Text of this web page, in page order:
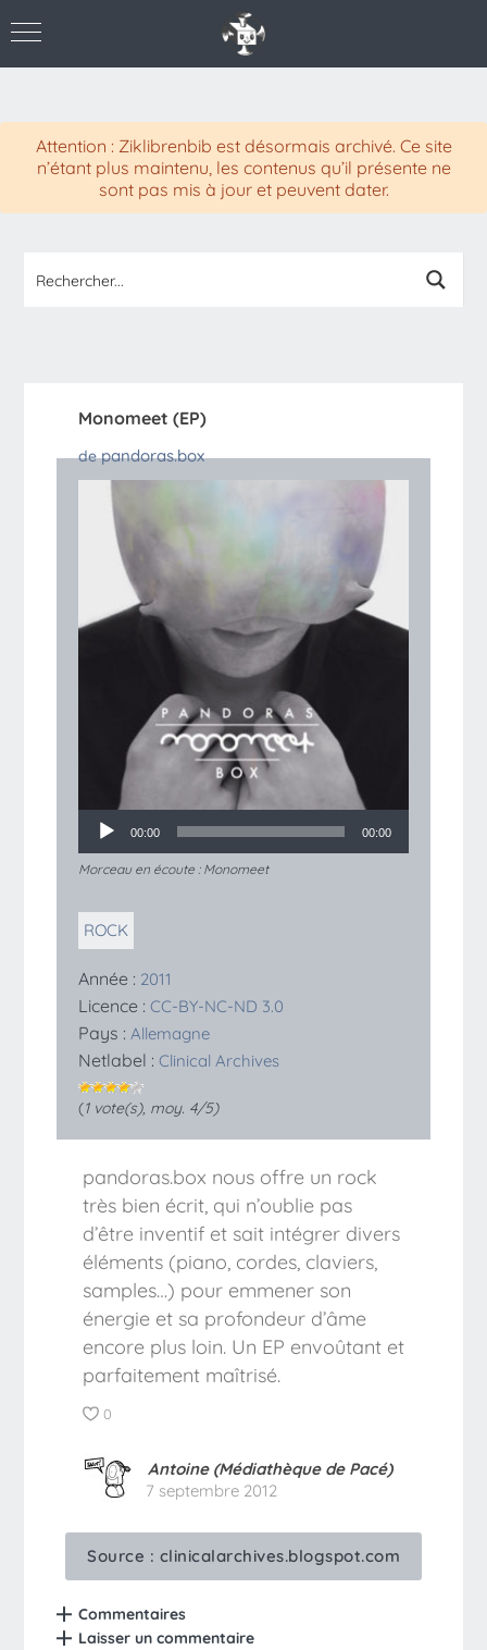
Attention : Ziklibrenbib est désormais archivé. Ce site
n’étant plus maintenu, les contenus qu’il présente ne
sont pas mis à jour et peuvent dater.
Monomeet (EP)
depandoras.box
00:00 00:00
Morceau en écoute : Monomeet
ROCK
Année : 2011
Licence :CC-BY-NC-ND 3.0
Pays :Allemagne
Netlabel :Clinical Archives
(1vote(s), moy. 4/5)
pandoras.box nous offre un rock
très bien écrit, qui n’oublie pas
d’être inventif et sait intégrer divers
éléments (piano, cordes, claviers,
samples…) pour emmener son
énergie et sa profondeur d’âme
encore plus loin. Un EP envoûtant et
parfaitement maîtrisé.
0
Antoine (Médiathèque de Pacé)
7 septembre 2012
Source : clinicalarchives.blogspot.com
Commentaires
Laisser un commentaire